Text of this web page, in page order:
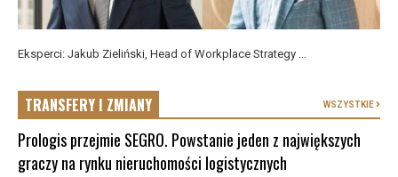
Eksperci: Jakub Zieliński, Head of Workplace Strategy ...
TRANSFERY I ZMIANY WSZYSTKIE
Prologis przejmie SEGRO. Powstanie jeden z największych
graczy na rynku nieruchomości logistycznych